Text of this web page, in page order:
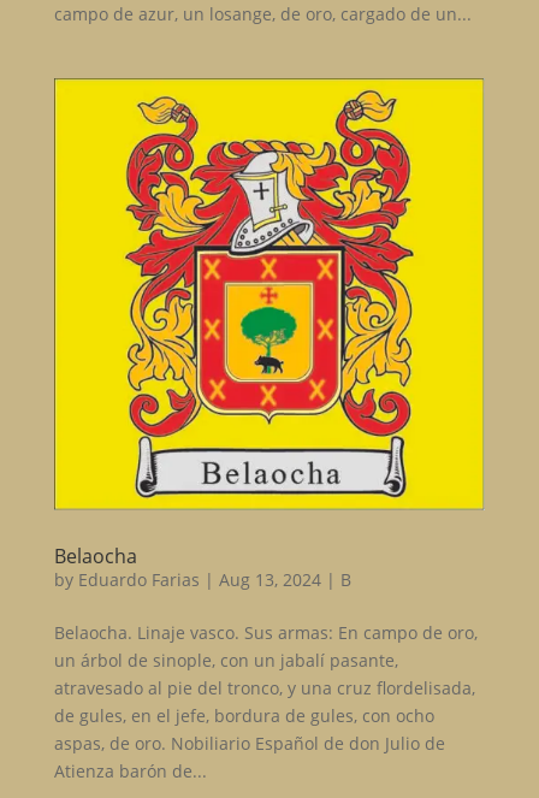
campo de azur, un losange, de oro, cargado de un...
Belaocha
by Eduardo Farias | Aug 13, 2024| B
Belaocha. Linaje vasco. Sus armas: En campo de oro,
un árbol de sinople, con un jabalí pasante,
atravesado al pie del tronco, y una cruz flordelisada,
de gules, en el jefe, bordura de gules, con ocho
aspas, de oro. Nobiliario Español de don Julio de
Atienza barón de...